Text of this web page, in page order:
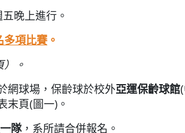
晚上進行。
多項比賽。
。
網球場，保齡球於校外亞運保齡球館
末頁(圖一)。
隊，系所請合併報名。